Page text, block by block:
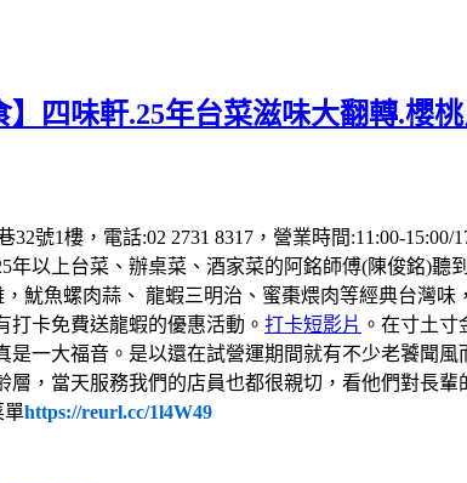
】四味軒.25年台菜滋味大翻轉.櫻
號1樓，電話:02 2731 8317，營業時間:11:00-15:00/
以上台菜、辦桌菜、酒家菜的阿銘師傅(陳俊銘)
魷魚螺肉蒜、 龍蝦三明治、蜜棗煨肉等經典台灣
卡免費送龍蝦的優惠活動。 打卡短影片 。在寸土
一大福音。是以還在試營運期間就有不少老饕聞
，當天服務我們的店員也都很親切，看他們對長
單https://reurl.cc/1l4W49